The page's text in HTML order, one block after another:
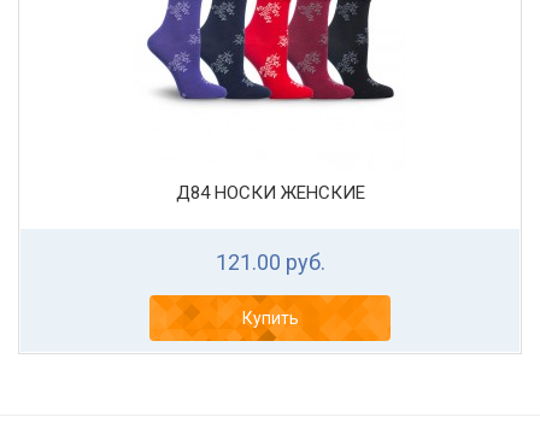
Д84 НОСКИ ЖЕНСКИЕ
121.00 руб.
Купить